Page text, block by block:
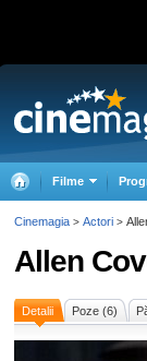
Filme
Allen
Detalii Poze (6)
Cinemagia > Actori >